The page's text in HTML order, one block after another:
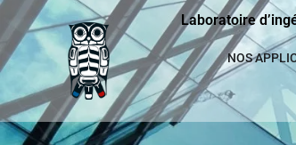
Laboratoire
NOS